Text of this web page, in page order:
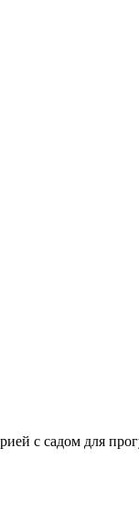
с садом для